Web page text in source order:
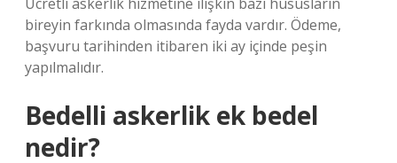
bireyin farkında olmasında fayda vardır. Ödeme,
başvuru tarihinden itibaren iki ay içinde peşin
yapılmalıdır.
Bedelli askerlik ek bedel
nedir?